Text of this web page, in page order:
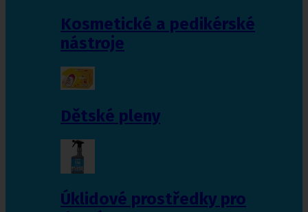
Kosmetické a pedikérské
nástroje
Dětské pleny
Úklidové prostředky pro